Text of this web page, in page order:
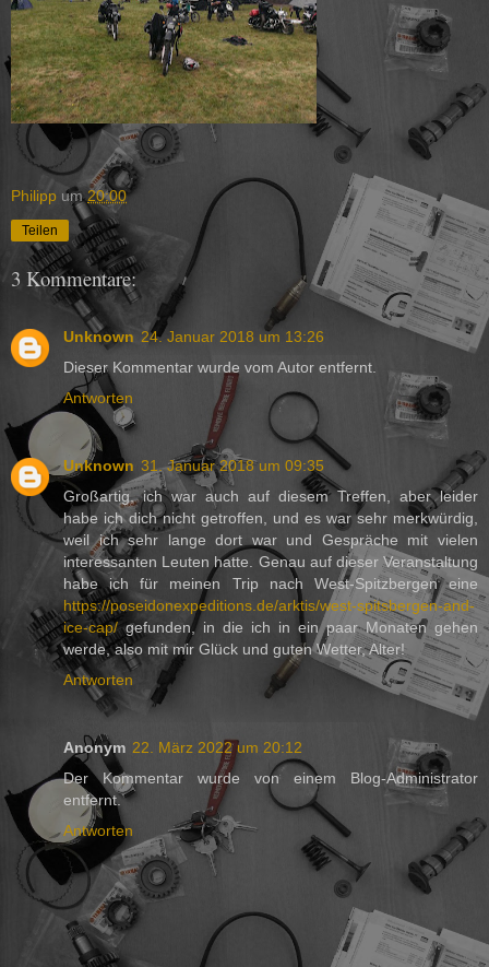
Philipp um20:00
Teilen
3 Kommentare:
Unknown 24. Januar 2018 um 13:26
Dieser Kommentar wurde vom Autor entfernt.
Antworten
Unknown 31. Januar 2018 um 09:35
Großartig, ich war auch auf diesem Treffen, aber leider
habe ich dich nicht getroffen, und es war sehr merkwürdig,
weil ich sehr lange dort war und Gespräche mit vielen
interessanten Leuten hatte. Genau auf dieser Veranstaltung
habe ich für meinen Trip nach West-Spitzbergen eine
https://poseidonexpeditions.de/arktis/west-spitsbergen-and-
ice-cap/gefunden, in die ich in ein paar Monaten gehen
werde, also mit mir Glück und guten Wetter, Alter!
Antworten
Anonym 22. März 2022 um 20:12
Der Kommentar wurde von einem Blog-Administrator
entfernt.
Antworten